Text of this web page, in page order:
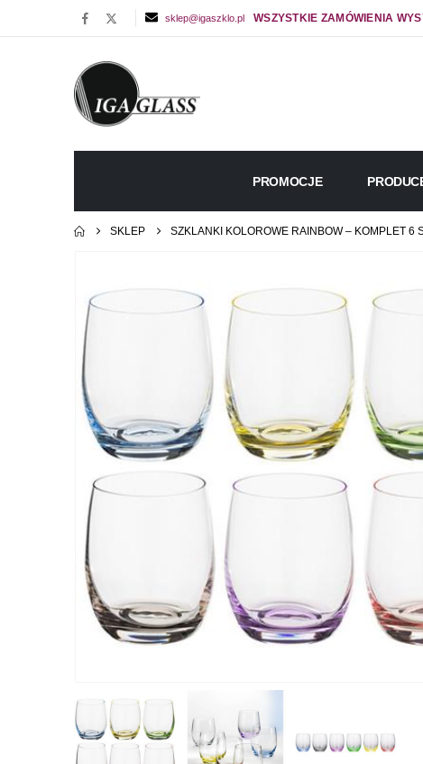
sklep@igaszklo.pl WSZYSTKIE ZAMÓWIENIA
PROMOCJE
SKLEP SZKLANKI KOLOROWE RAINBOW – KOMPLET 6